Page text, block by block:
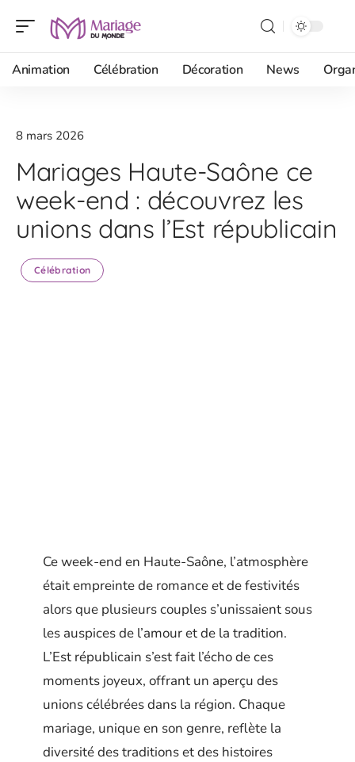
Animation Célébration Décoration News
8 mars 2026
Mariages Haute-Saône ce
week-end : découvrez les
unions dans l’Est républicain
Célébration
Ce week-end en Haute-Saône, l’atmosphère
était empreinte de romance et de festivités
alors que plusieurs couples s’unissaient sous
les auspices de l’amour et de la tradition.
L’Est républicain s’est fait l’écho de ces
moments joyeux, offrant un aperçu des
unions célébrées dans la région. Chaque
mariage, unique en son genre, reflète la
diversité des traditions et des histoires